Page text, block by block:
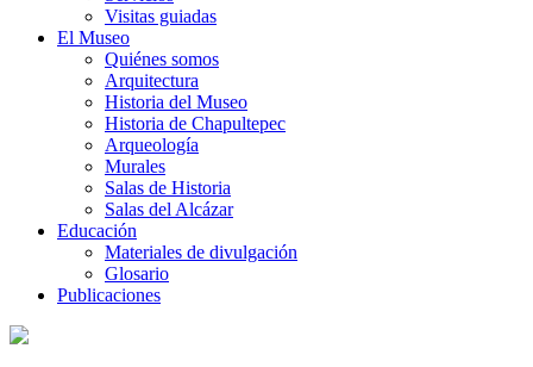
Visitas guiadas
El Museo
Quiénes somos
Arquitectura
Historia del Museo
Historia de Chapultepec
Arqueología
Murales
Salas de Historia
Salas del Alcázar
Educación
Materiales de divulgación
Glosario
Publicaciones